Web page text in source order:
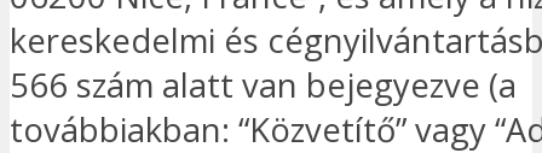
kereskedelmi és
566 szám alatt van bejegyezve (a
továbbiakban: “Közvetítő” vagy